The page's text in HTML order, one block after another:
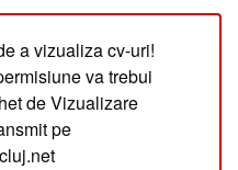
a vizualiza cv-uri!
va trebui
de Vizualizare
pe